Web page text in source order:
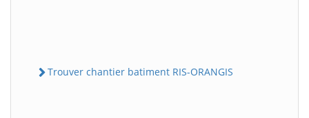
Trouver chantier batiment RIS-ORANGIS